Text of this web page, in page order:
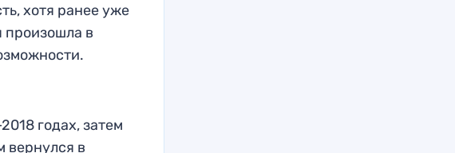
хотя ранее уже
произошла в
годах, затем
вернулся в